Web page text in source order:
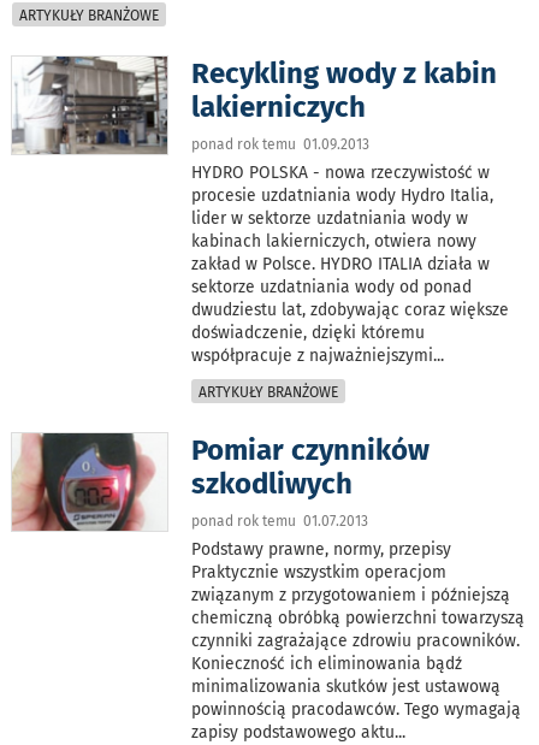
ARTYKUŁY BRANŻOWE
Recykling wody z kabin
lakierniczych
ponad rok temu 01.09.2013
HYDRO POLSKA - nowa rzeczywistość w
procesie uzdatniania wody Hydro Italia,
lider w sektorze uzdatniania wody w
kabinach lakierniczych, otwiera nowy
zakład w Polsce. HYDRO ITALIA działa w
sektorze uzdatniania wody od ponad
dwudziestu lat, zdobywając coraz większe
doświadczenie, dzięki któremu
współpracuje z najważniejszymi...
ARTYKUŁY BRANŻOWE
Pomiar czynników
szkodliwych
ponad rok temu 01.07.2013
Podstawy prawne, normy, przepisy
Praktycznie wszystkim operacjom
związanym z przygotowaniem i późniejszą
chemiczną obróbką powierzchni towarzyszą
czynniki zagrażające zdrowiu pracowników.
Konieczność ich eliminowania bądź
minimalizowania skutków jest ustawową
powinnością pracodawców. Tego wymagają
zapisy podstawowego aktu...